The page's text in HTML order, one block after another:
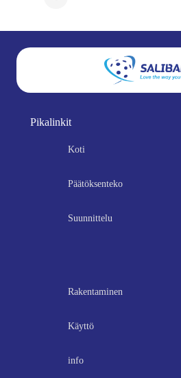
Pikalinkit
Koti
Päätöksenteko
Suunnittelu
Rakentaminen
Käyttö
info